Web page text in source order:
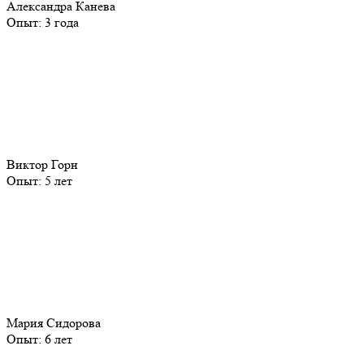
Александра Канева
Опыт: 3 года
Виктор Горн
Опыт: 5 лет
Мария Сидорова
Опыт: 6 лет